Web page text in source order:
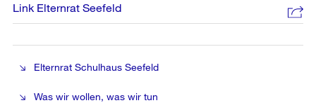
Link Elternrat Seefeld
Elternrat Schulhaus Seefeld
Was wir wollen, was wir tun